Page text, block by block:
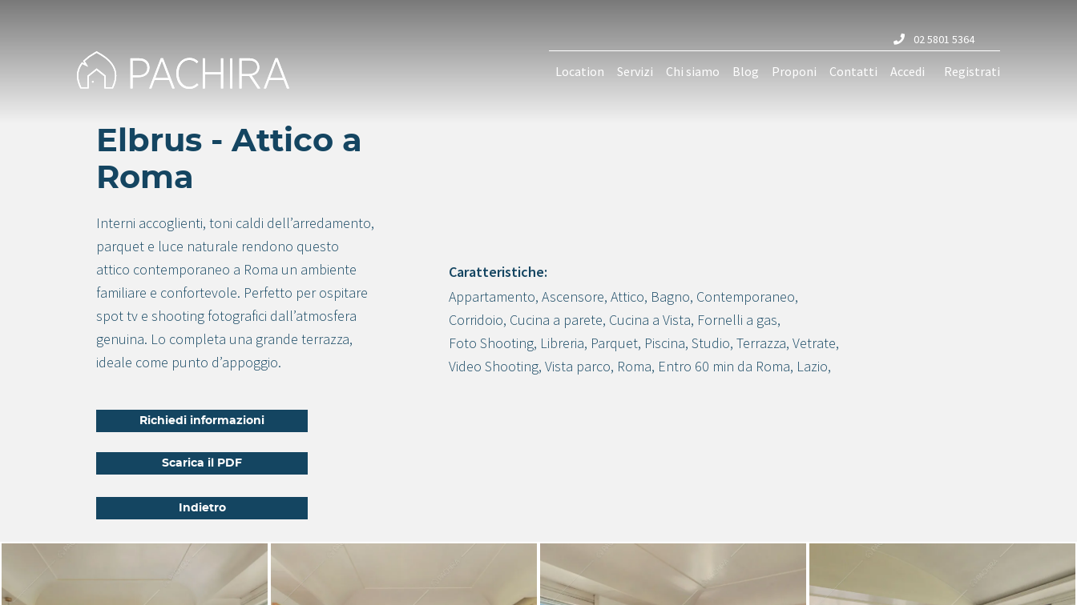
02 5801 5364
Location Servizi Chi siamo Blog Proponi Contatti Accedi Registrati
Elbrus - Attico a
Roma
Interni accoglienti, toni caldi dell’arredamento,
parquet e luce naturale rendono questo
attico contemporaneo a Roma un ambiente
familiare e confortevole. Perfetto per ospitare
spot tv e shooting fotografici dall’atmosfera
genuina. Lo completa una grande terrazza,
ideale come punto d’appoggio.
Richiedi informazioni
Scarica il PDF
Indietro
Crea progetto
Caratteristiche:
Appartamento, Ascensore, Attico, Bagno, Contemporaneo,
Corridoio, Cucina a parete, Cucina a Vista, Fornelli a gas,
Foto Shooting, Libreria, Parquet, Piscina, Studio, Terrazza, Vetrate,
Video Shooting, Vista parco, Roma, Entro 60 min da Roma, Lazio,